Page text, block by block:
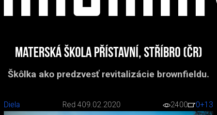
Materská škola Přístavní, Stříbro (ČR)
Škôlka ako predzvesť revitalizácie brownfieldu.
Diela Red 409.02.2020 2400 0+13